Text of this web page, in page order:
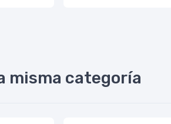
misma categoría